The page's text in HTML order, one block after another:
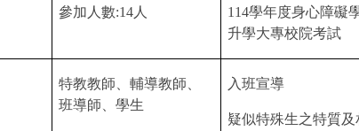
參加人數:14人 114學年度身心障礙
升學大專校院考試
特教教師、輔導教師、
班導師、學生
入班宣導
疑似特殊生之特質及